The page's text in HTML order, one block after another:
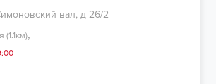
вал, д 26/2
(1.1км),